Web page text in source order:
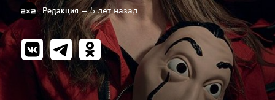
Редакция — 5 лет назад